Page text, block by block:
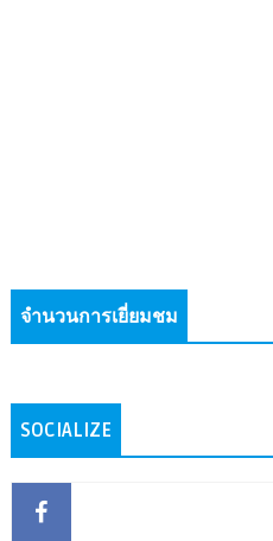
จำนวนการเยี่ยมชม
SOCIALIZE